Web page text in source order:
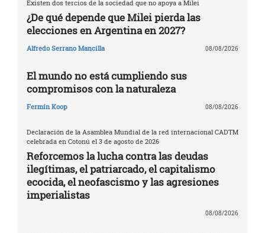
Existen dos tercios de la sociedad que no apoya a Milei
¿De qué depende que Milei pierda las
elecciones en Argentina en 2027?
Alfredo Serrano Mancilla 08/08/2026
El mundo no está cumpliendo sus
compromisos con la naturaleza
Fermín Koop 08/08/2026
Declaración de la Asamblea Mundial de la red internacional CADTM
celebrada en Cotonú el 3 de agosto de 2026
Reforcemos la lucha contra las deudas
ilegítimas, el patriarcado, el capitalismo
ecocida, el neofascismo y las agresiones
imperialistas
08/08/2026